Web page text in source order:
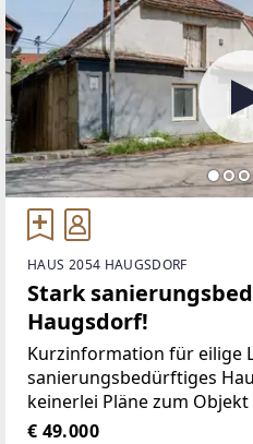
YbAqtD1piY2k56.mp4]
HAUS 2054 HAUGSDORF
Stark
Haugsdorf!
Kurzinformation für eilige Leser *
sanierungsbedürftiges Haus_ * _Leider
keinerlei Pläne zum
keine Nutzfläche eruieren._ *
€ 49.000